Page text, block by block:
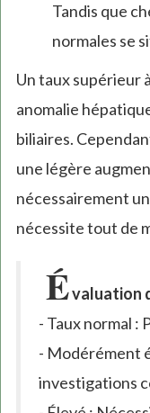
Tandis que
normales se
Un taux supérieur
anomalie
biliaires.
une légère
nécessairement
nécessite tout de
Évaluation
- Taux normal :
- Modérément
investigations